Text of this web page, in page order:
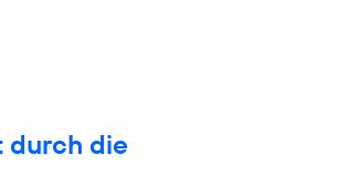
durch die